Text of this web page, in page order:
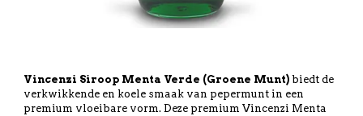
Vincenzi Siroop Menta Verde (Groene Munt)biedt de
verkwikkende en koele smaak van pepermunt in een
premium vloeibare vorm. Deze premium Vincenzi Menta